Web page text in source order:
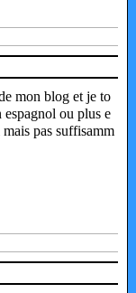
mon blog et je to
ou plus e
pas suffisamm